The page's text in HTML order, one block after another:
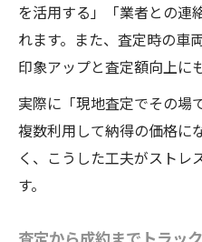
を活用する」「業者との連
れます。また、査定時の車
印象アップと査定額向上に
実際に「現地査定でその場
複数利用して納得の価格に
く、こうした工夫がストレ
す。